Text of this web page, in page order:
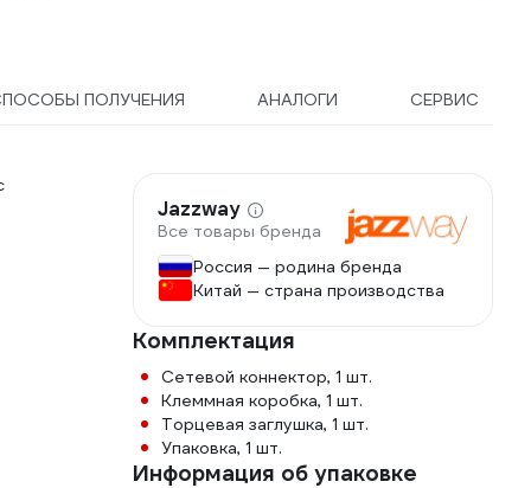
ПОЛУЧЕНИЯ АНАЛОГИ СЕРВИС
Jazzway
Все товары бренда
Россия — родина бренда
Китай — страна производства
Комплектация
Сетевой коннектор, 1 шт.
Клеммная коробка, 1 шт.
Торцевая заглушка, 1 шт.
Упаковка, 1 шт.
Информация об упаковке